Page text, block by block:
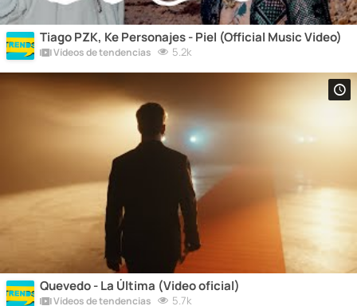
Tiago PZK, Ke Personajes - Piel (Official Music Video)
Vídeos de tendencias 5.2k
Quevedo - La Última (Video oficial)
Vídeos de tendencias 5.7k